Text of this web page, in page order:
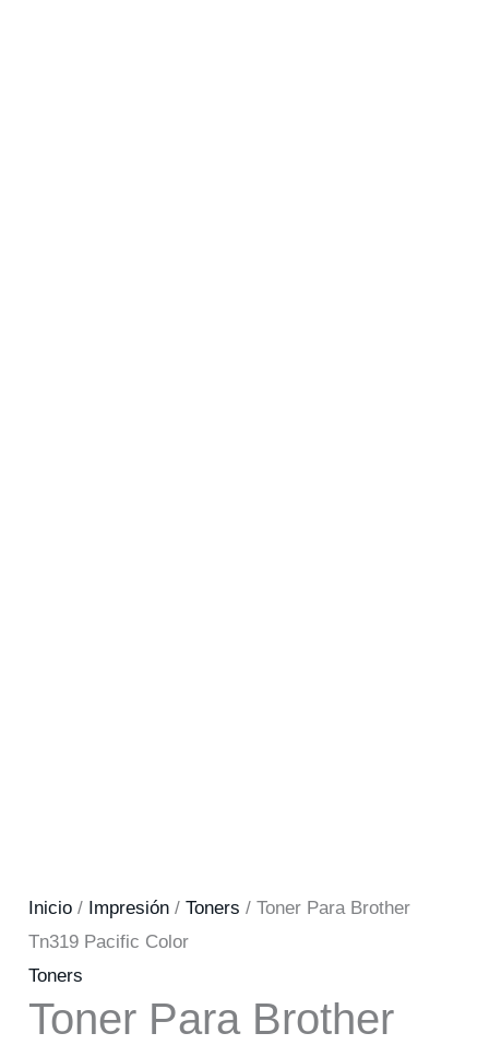
Inicio / Impresión /Toners / Toner Para Brother
Tn319 Pacific Color
Toners
Toner Para Brother